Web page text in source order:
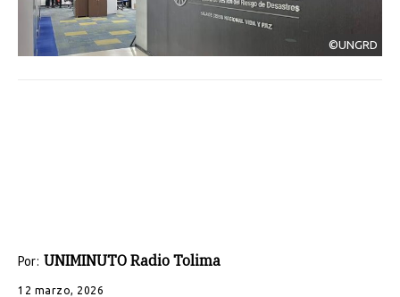
©UNGRD
Por: UNIMINUTO Radio Tolima
12 marzo, 2026